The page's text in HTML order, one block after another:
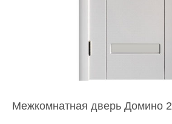
Межкомнатная дверь Домино 2